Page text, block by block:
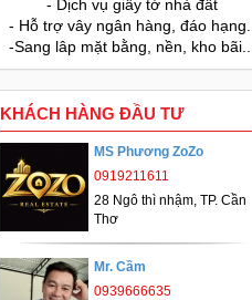
- Dịch vụ giấy tờ nhà đất
- Hỗ trợ vây ngân hàng, đáo hạng...
-Sang lâp mặt bằng, nền, kho bãi...
KHÁCH HÀNG ĐẦU TƯ
MS Phương ZoZo
0919211611
28 Ngô thì nhậm, TP. Cần
Thơ
Mr. Cầm
0939666635